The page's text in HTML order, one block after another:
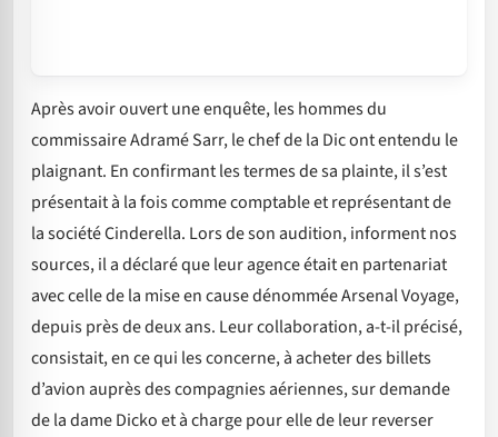
Après avoir ouvert une enquête, les hommes du
commissaire Adramé Sarr, le chef de la Dic ont entendu le
plaignant. En confirmant les termes de sa plainte, il s’est
présentait à la fois comme comptable et représentant de
la société Cinderella. Lors de son audition, informent nos
sources, il a déclaré que leur agence était en partenariat
avec celle de la mise en cause dénommée Arsenal Voyage,
depuis près de deux ans. Leur collaboration, a-t-il précisé,
consistait, en ce qui les concerne, à acheter des billets
d’avion auprès des compagnies aériennes, sur demande
de la dame Dicko et à charge pour elle de leur reverser